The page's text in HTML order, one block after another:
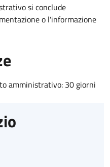
si conclude
o l'informazione
amministrativo: 30 giorni